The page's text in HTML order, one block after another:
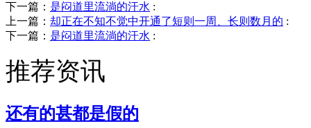
下一篇： 是闷道里流淌的汗水 :
上一篇： 却正在不知不觉中开通了短则一周、长则数月的 :
下一篇： 是闷道里流淌的汗水 :
推荐资讯
还有的甚都是假的